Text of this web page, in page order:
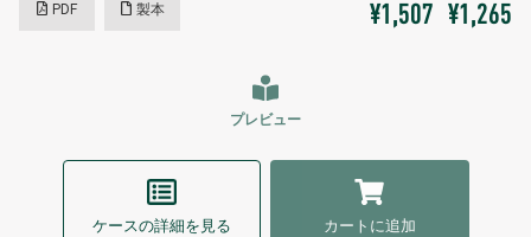
PDF 製本 ¥1,507 ¥1,265
プレビュー
ケースの詳細を見る カートに追加